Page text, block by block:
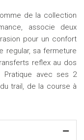
de la collection
associe deux
pour un confort
regular, sa fermeture
reflex au dos
Pratique avec ses 2
trail, de la course à